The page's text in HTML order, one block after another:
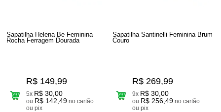
Sapatilha Helena Be Feminina
Rocha Ferragem Dourada
R$ 149,99
5x R$ 30,00
ou R$ 142,49 no cartão
ou pix
Sapatilha Santinelli Feminina Brum
Couro
R$ 269,99
9x R$ 30,00
ou R$ 256,49 no cartão
ou pix